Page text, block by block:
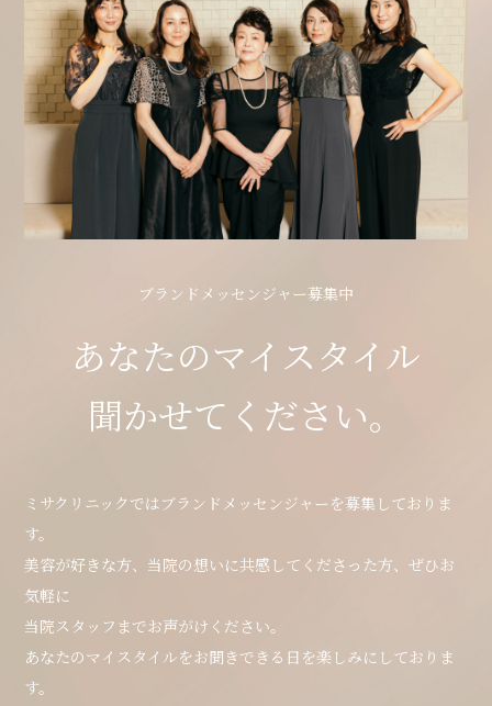
ブランドメッセンジャー募集中
あなたのマイスタイル
聞かせてください。
ミサクリニックではブランドメッセンジャーを募集しておりま
す。
美容が好きな方、当院の想いに共感してくださった方、ぜひお
気軽に
当院スタッフまでお声がけください。
あなたのマイスタイルをお聞きできる日を楽しみにしておりま
す。